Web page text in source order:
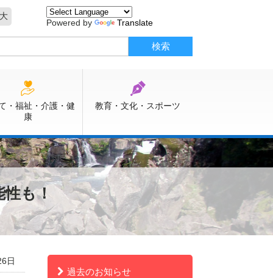
Powered by Translate
・福祉・介護・健
康
教育・文化・スポーツ
も！
日
過去のお知らせ